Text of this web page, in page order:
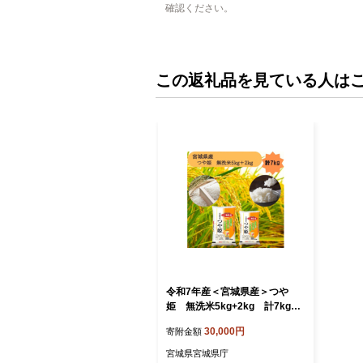
確認ください。
この返礼品を見ている人は
令和7年産＜宮城県産＞つや
姫 無洗米5kg+2kg 計7kg_
美味しい 人気 7kg【1612030】
寄附金額 30,000円
宮城県宮城県庁